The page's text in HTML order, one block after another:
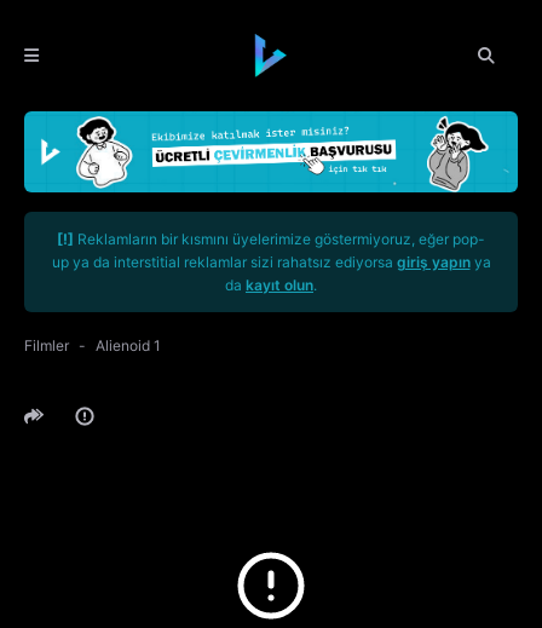
[!] Reklamların bir kısmını üyelerimize göstermiyoruz, eğer pop-
up ya da interstitial reklamlar sizi rahatsız ediyorsa giriş yapınya
da kayıt olun.
Filmler Alienoid 1